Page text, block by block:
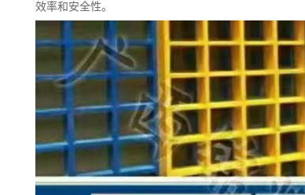
效率和安全性。